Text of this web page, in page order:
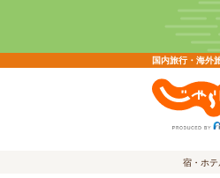
国内旅行・海外
宿・ホテ